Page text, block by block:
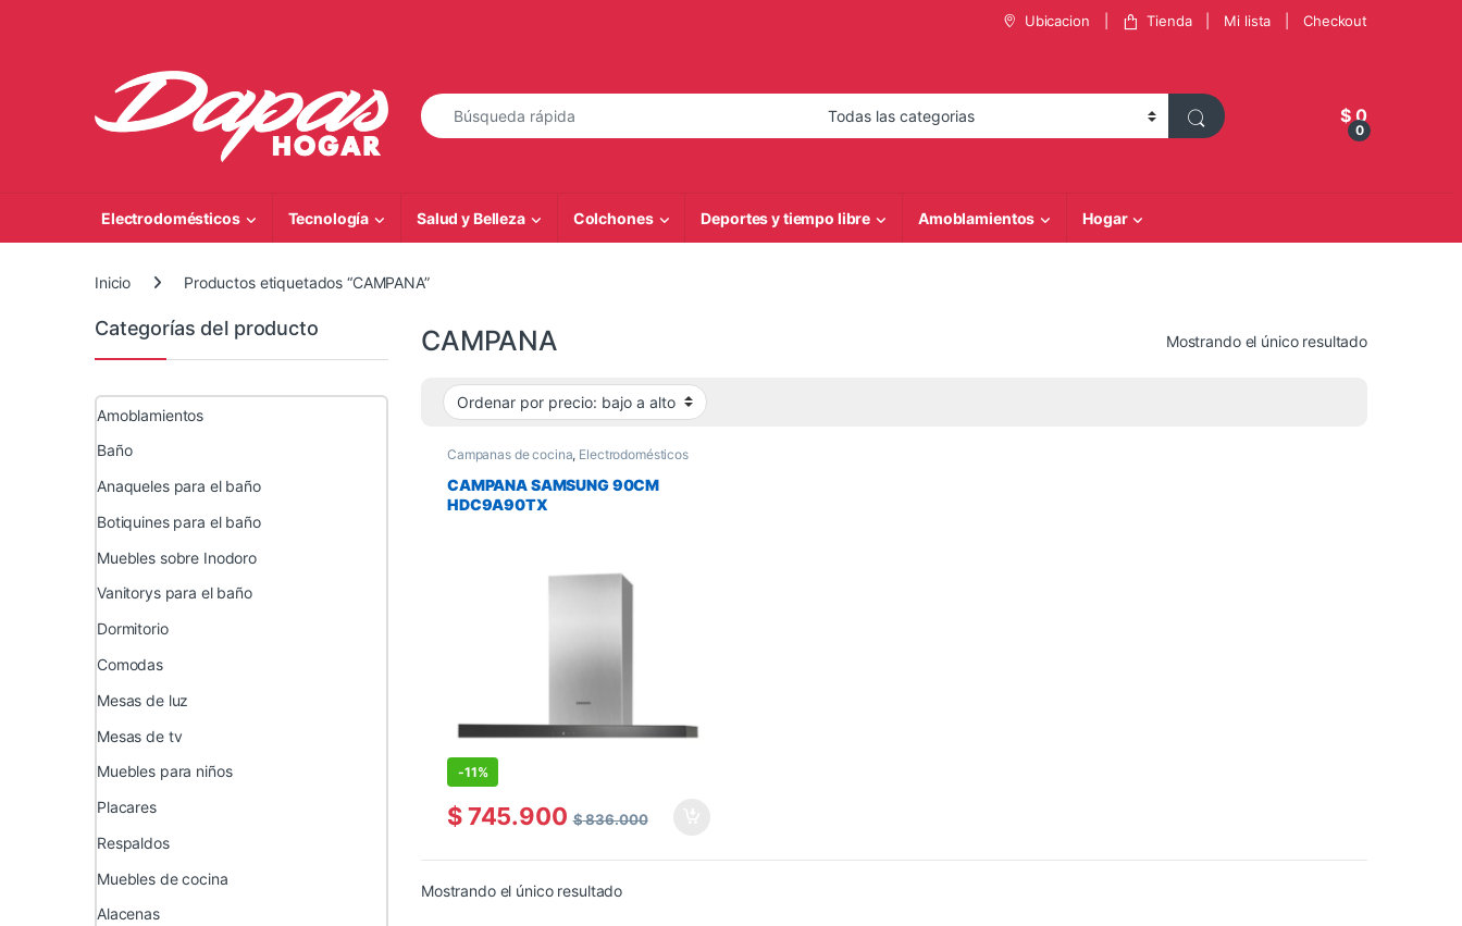
Ubicacion Tienda Mi lista Checkout
Búsqueda de:
0
$0
Electrodomésticos Tecnología Salud y Belleza Colchones Deportes y tiempo libre Amoblamientos Hogar
Inicio Productos etiquetados “CAMPANA”
CAMPANA Mostrando el único resultado
Campanas de cocina, Electrodomésticos
CAMPANA SAMSUNG 90CM
HDC9A90TX
-11%
$745.900 $836.000
Mostrando el único resultado
Categorías del producto
Amoblamientos
Baño
Anaqueles para el baño
Botiquines para el baño
Muebles sobre Inodoro
Vanitorys para el baño
Dormitorio
Comodas
Mesas de luz
Mesas de tv
Muebles para niños
Placares
Respaldos
Muebles de cocina
Alacenas